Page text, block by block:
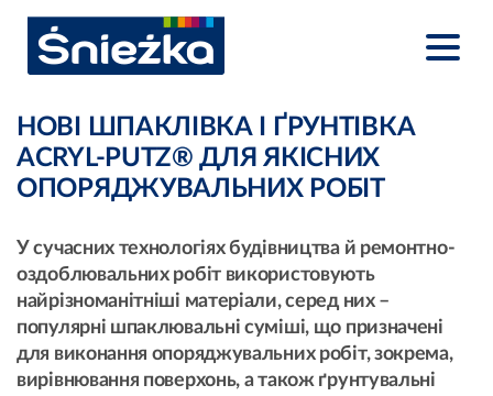
НОВІ ШПАКЛІВКА І ҐРУНТІВКА
ACRYL-PUTZ® ДЛЯ ЯКІСНИХ
ОПОРЯДЖУВАЛЬНИХ РОБІТ
У сучасних технологіях будівництва й ремонтно-
оздоблювальних робіт використовують
найрізноманітніші матеріали, серед них –
популярні шпаклювальні суміші, що призначені
для виконання опоряджувальних робіт, зокрема,
вирівнювання поверхонь, а також ґрунтувальні